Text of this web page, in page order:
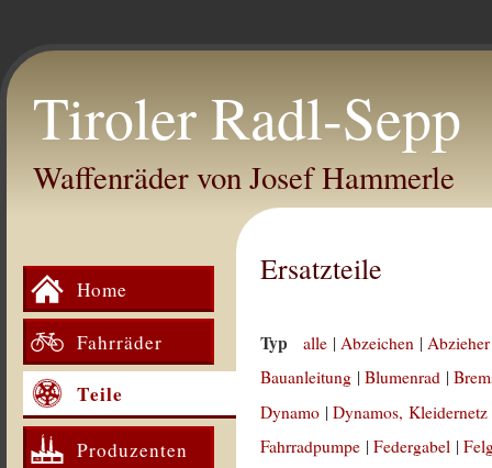
Tiroler Radl-Sepp
Waffenräder von Josef Hammerle
Home
Fahrräder
Teile
Produzenten
Ersatzteile
Typ alle |Abzeichen |
Bauanleitung |Blumenrad |
Dynamo |Dynamos, Kleidernetz
Fahrradpumpe |Federgabel |